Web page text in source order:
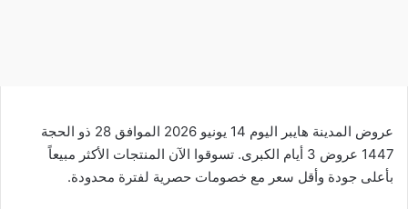
عروض المدينة هايبر اليوم 14 يونيو 2026 الموافق 28 ذو الحجة
1447 عروض 3 أيام الكبرى. تسوقوا الآن المنتجات الأكثر مبيعاً
بأعلى جودة وأقل سعر مع خصومات حصرية لفترة محدودة.